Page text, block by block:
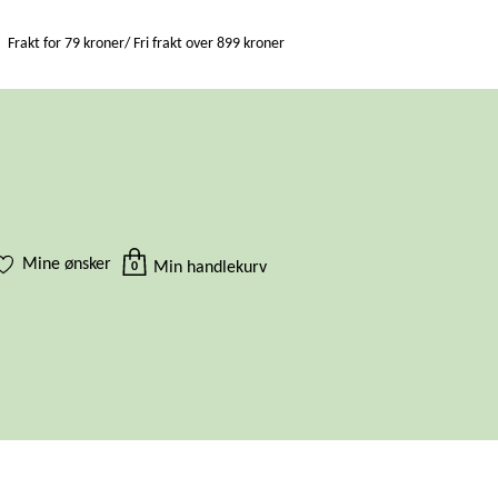
Frakt for 79 kroner/ Fri frakt over 899 kroner
Mine ønsker 0 Min handlekurv